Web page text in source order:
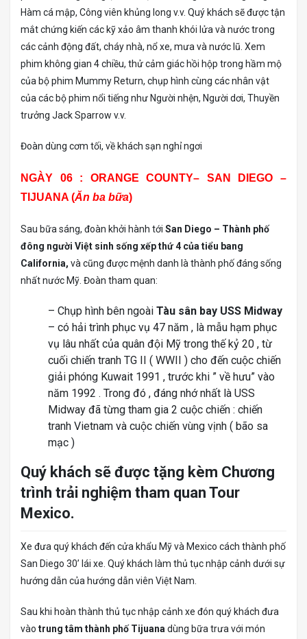
Hàm cá mập, Công viên khủng long v.v. Quý khách sẽ được tận
mắt chứng kiến các kỹ xảo âm thanh khói lửa và nước trong
các cảnh động đất, cháy nhà, nổ xe, mưa và nước lũ. Xem
phim không gian 4 chiều, thử cảm giác hồi hộp trong hầm mộ
của bộ phim Mummy Return, chụp hình cùng các nhân vật
của các bộ phim nổi tiếng như Người nhện, Người dơi, Thuyền
trưởng Jack Sparrow v.v.
Đoàn dùng cơm tối, về khách sạn nghỉ ngơi
NGÀY 06 : ORANGE COUNTY– SAN DIEGO –
TIJUANA (Ăn ba bữa)
Sau bữa sáng, đoàn khởi hành tới San Diego – Thành phố
đông người Việt sinh sống xếp thứ 4 của tiểu bang
California, và cũng được mệnh danh là thành phố đáng sống
nhất nước Mỹ. Đoàn tham quan:
– Chụp hình bên ngoài Tàu sân bay USS Midway
– có hải trình phục vụ 47 năm , là mẫu hạm phục
vụ lâu nhất của quân đội Mỹ trong thế kỷ 20 , từ
cuối chiến tranh TG II ( WWII ) cho đến cuộc chiến
giải phóng Kuwait 1991 , trước khi ” về hưu” vào
năm 1992 . Trong đó , đáng nhớ nhất là USS
Midway đã từng tham gia 2 cuộc chiến : chiến
tranh Vietnam và cuộc chiến vùng vịnh ( bão sa
mạc )
Quý khách sẽ được tặng kèm Chương
trình trải nghiệm tham quan Tour
Mexico.
Xe đưa quý khách đến cửa khẩu Mỹ và Mexico cách thành phố
San Diego 30’ lái xe. Quý khách làm thủ tục nhập cảnh dưới sự
hướng dẫn của hướng dẫn viên Việt Nam.
Sau khi hoàn thành thủ tục nhập cảnh xe đón quý khách đưa
vào trung tâm thành phố Tijuana dùng bữa trưa với món